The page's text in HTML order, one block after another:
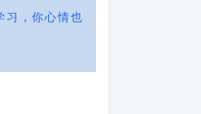
习，你心情也